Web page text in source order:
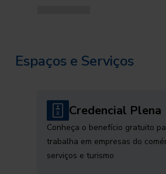
Espaços e Serviços
Credencial Plena
Conheça o benefício gratuito
trabalha em empresas do
serviços e turismo